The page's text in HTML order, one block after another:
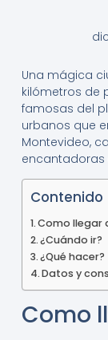
Una mágica
kilómetros de
famosas del
urbanos que
Montevideo,
encantadoras
Contenido
Como llegar
¿Cuándo ir?
¿Qué hacer?
Datos y
Como